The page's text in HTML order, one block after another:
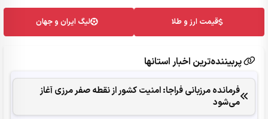
قیمت ارز و طلا لیگ ایران و جهان
پربیننده‌ترین اخبار استانها
فرمانده مرزبانی فراجا: امنیت کشور از نقطه صفر مرزی آغاز
می‌شود